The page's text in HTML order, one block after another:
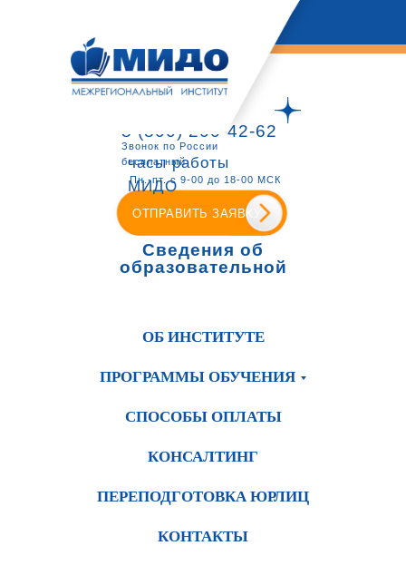
8 (800) 200-42-62
Звонок по России
бесплатный
ОТПРАВИТЬ ЗАЯВКУ
часы работы
МИДО
Пн.-пт. с 9-00 до 18-00 МСК
Сведения об
образовательной
ОБ ИНСТИТУТЕ
ПРОГРАММЫ ОБУЧЕНИЯ
СПОСОБЫ ОПЛАТЫ
КОНСАЛТИНГ
ПЕРЕПОДГОТОВКА ЮРЛИЦ
КОНТАКТЫ